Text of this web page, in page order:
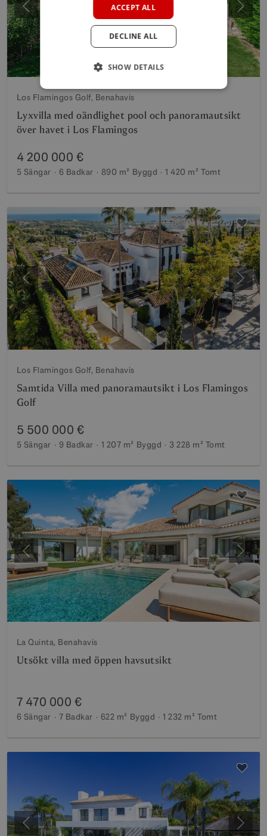
Föregående Nästa
Los Flamingos Golf, Benahavis
Lyxvilla med oändlighet pool och panoramautsikt
över havet i Los Flamingos
4 200 000 €
5 Sängar 6 Badkar 890 m² Byggd 1 420 m² Tomt
Föregående Nästa
Los Flamingos Golf, Benahavis
Samtida Villa med panoramautsikt i Los Flamingos
Golf
5 500 000 €
5 Sängar 9 Badkar 1 207 m² Byggd 3 228 m² Tomt
Föregående Nästa
La Quinta, Benahavis
Utsökt villa med öppen havsutsikt
7 470 000 €
6 Sängar 7 Badkar 622 m² Byggd 1 232 m² Tomt
Föregående Nästa
ACCEPT ALL
DECLINE ALL
SHOW DETAILS